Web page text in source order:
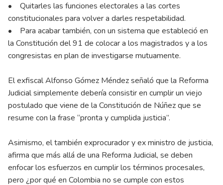
• Quitarles las funciones electorales a las cortes
constitucionales para volver a darles respetabilidad.
• Para acabar también, con un sistema que estableció en
la Constitución del 91 de colocar a los magistrados y a los
congresistas en plan de investigarse mutuamente.
El exfiscal Alfonso Gómez Méndez señaló que la Reforma
Judicial simplemente debería consistir en cumplir un viejo
postulado que viene de la Constitución de Núñez que se
resume con la frase “pronta y cumplida justicia”.
Asimismo, el también exprocurador y ex ministro de justicia,
afirma que más allá de una Reforma Judicial, se deben
enfocar los esfuerzos en cumplir los términos procesales,
pero ¿por qué en Colombia no se cumple con estos